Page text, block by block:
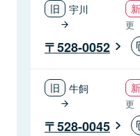
宇川
更
528-0052
牛飼
更
528-0045